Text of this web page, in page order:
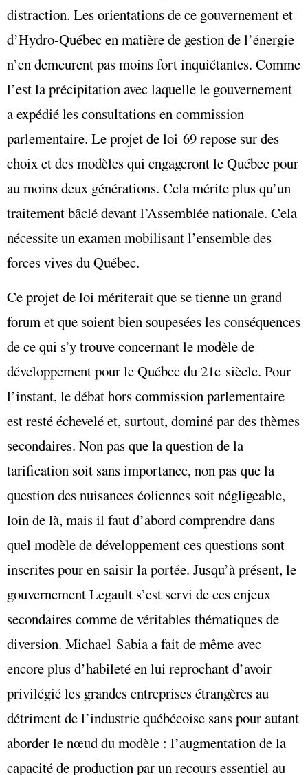
distraction. Les orientations de ce gouvernement et
d’Hydro-Québec en matière de gestion de l’énergie
n’en demeurent pas moins fort inquiétantes. Comme
l’est la précipitation avec laquelle le gouvernement
a expédié les consultations en commission
parlementaire. Le projet de loi 69 repose sur des
choix et des modèles qui engageront le Québec pour
au moins deux générations. Cela mérite plus qu’un
traitement bâclé devant l’Assemblée nationale. Cela
nécessite un examen mobilisant l’ensemble des
forces vives du Québec.
Ce projet de loi mériterait que se tienne un grand
forum et que soient bien soupesées les conséquences
de ce qui s’y trouve concernant le modèle de
développement pour le Québec du 21e siècle. Pour
l’instant, le débat hors commission parlementaire
est resté échevelé et, surtout, dominé par des thèmes
secondaires. Non pas que la question de la
tarification soit sans importance, non pas que la
question des nuisances éoliennes soit négligeable,
loin de là, mais il faut d’abord comprendre dans
quel modèle de développement ces questions sont
inscrites pour en saisir la portée. Jusqu’à présent, le
gouvernement Legault s’est servi de ces enjeux
secondaires comme de véritables thématiques de
diversion. Michael Sabia a fait de même avec
encore plus d’habileté en lui reprochant d’avoir
privilégié les grandes entreprises étrangères au
détriment de l’industrie québécoise sans pour autant
aborder le nœud du modèle : l’augmentation de la
capacité de production par un recours essentiel au